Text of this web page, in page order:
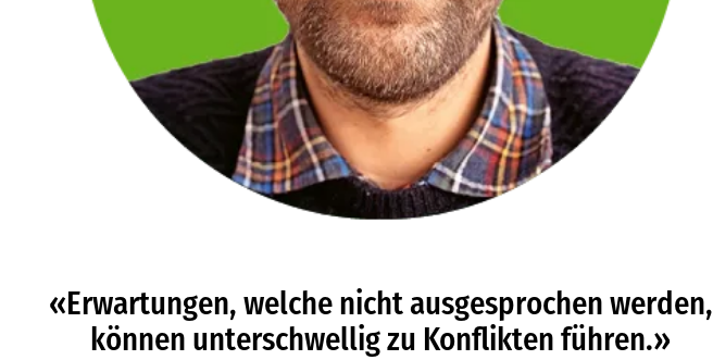
«Erwartungen, welche nicht ausgesprochen werden,
können unterschwellig zu Konflikten führen.»